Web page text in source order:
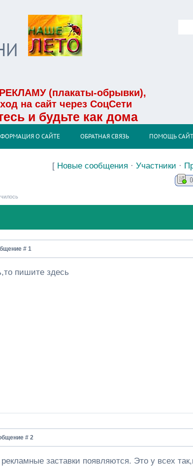
(плакаты-обрывки),
на сайт через СоцСети
и будьте как дома
О САЙТЕ ОБРАТНАЯ СВЯЗЬ ПОМОЩЬ
[ Новые сообщения · Участники ·
# 1
пишите здесь
# 2
заставки появляются. Это у всех